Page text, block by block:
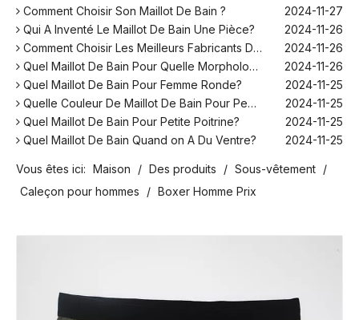
Comment Choisir Son Maillot De Bain ?
2024-11-27
Qui A Inventé Le Maillot De Bain Une Pièce?
2024-11-26
Comment Choisir Les Meilleurs Fabricants De Maillots De Bain Pour Votre Marque ?
2024-11-26
Quel Maillot De Bain Pour Quelle Morphologie?
2024-11-26
Quel Maillot De Bain Pour Femme Ronde?
2024-11-25
Quelle Couleur De Maillot De Bain Pour Peau Blanche?
2024-11-25
Quel Maillot De Bain Pour Petite Poitrine?
2024-11-25
Quel Maillot De Bain Quand on A Du Ventre?
2024-11-25
Sans Retouche Rihanna Maillot De Bain ?
2024-12-06
Quel Maillot De Bain Pour Aller Au Spa Homme ?
2024-11-26
Quel Maillot De Bain Pour Femme Ronde?
2024-11-25
Vous êtes ici: Maison / Des produits / Sous-vêtement /
Caleçon pour hommes
/ Boxer Homme Prix